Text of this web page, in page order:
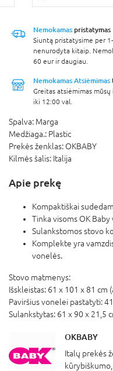
Nemokamas pristatymas
Siuntą pristatysime per
nenurodyta kitaip.
60 eur ir daugiau.
Nemokamas Atsiėmimas
Greitas atsiėmimas
iki 12:00 val.
Spalva: Marga
Medžiaga.: Plastic
Prekės ženklas: OKBABY
Kilmės šalis: Italija
Apie prekę
Kompaktiškai
Tinka visoms OK
Sulankstomos stovo
Komplekte yra
vonelės.
Stovo matmenys:
Išskleistas: 61 x 101 x 81 cm
Paviršius vonelei pastatyti:
Sulankstytas: 61 x 90 x 21,5
OKBABY
Italų prekės